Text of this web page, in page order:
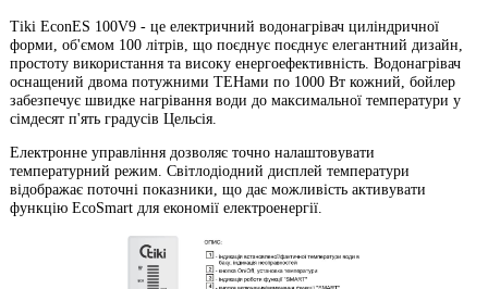
Tiki EconES 100V9 -це електричний водонагрівач циліндричної
форми, об'ємом 100 літрів, що поєднує поєднує елегантний дизайн,
простоту використання та високу енергоефективність. Водонагрівач
оснащений двома потужними ТЕНами по 1000 Вт кожний, бойлер
забезпечує швидке нагрівання води до максимальної температури у
сімдесят п'ять градусів Цельсія.
Електронне управління дозволяє точно налаштовувати
температурний режим. Світлодіодний дисплей температури
відображає поточні показники, що дає можливість активувати
функцію EcoSmart для економії електроенергії.